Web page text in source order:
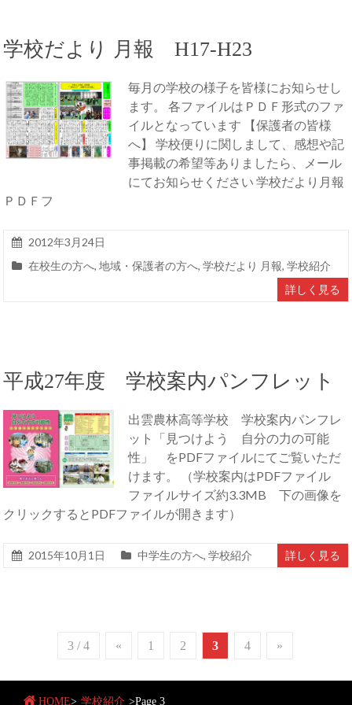
学校だより 月報 H17-H23
毎月の学校の様子を皆様にお知らせし
ます。 各ファイルはＰＤＦ形式のファ
イルとなっています 【保護者の皆様
へ】 学校便りに関しまして、感想や記
事掲載の希望等ありましたら、メール
にてお知らせください 学校だより月報
ＰＤＦフ
2012年3月24日
在校生の方へ,地域・保護者の方へ,学校だより 月報,学校紹介
詳しく見る
平成27年度 学校案内パンフレット
出雲農林高等学校 学校案内パンフレ
ット「見つけよう 自分の力の可能
性」 をPDFファイルにてご覧いただ
けます。 （学校案内はPDFファイル
ファイルサイズ約3.3MB 下の画像を
クリックするとPDFファイルが開きます）
2015年10月1日 中学生の方へ,学校紹介 詳しく見る
3 / 4 « 1 2 3 4 »
HOME> 学校紹介 >Page 3